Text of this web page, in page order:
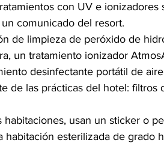
con UV e ionizadores
comunicado del resort.
de limpieza de peróxido de
un tratamiento ionizador
desinfectante portátil de
de las prácticas del hotel: filtros
usan un sticker o
esterilizada de grado